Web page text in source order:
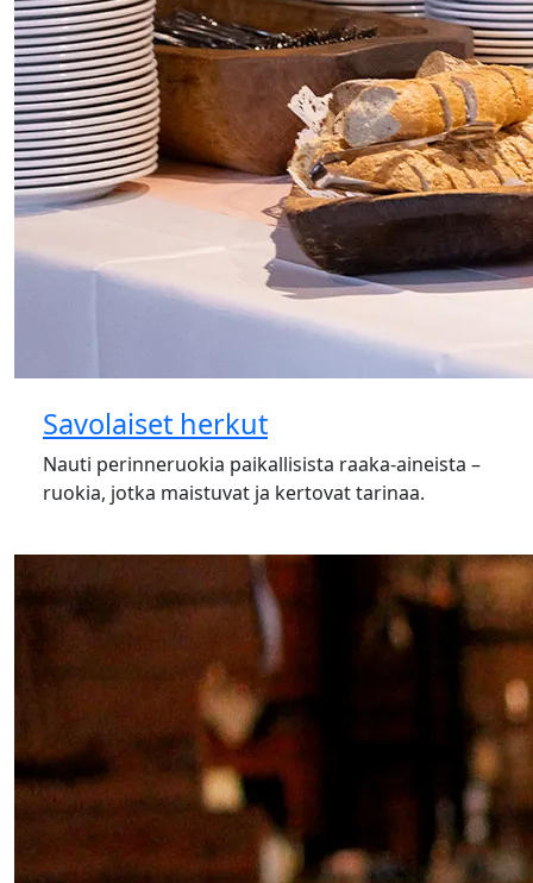
Savolaiset herkut
Nauti perinneruokia paikallisista raaka-aineista –
ruokia, jotka maistuvat ja kertovat tarinaa.